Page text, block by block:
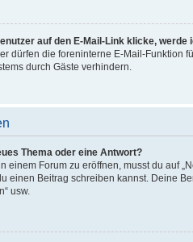
auf den E-Mail-Link klicke,
dürfen die foreninterne E-Mail-Funktion
durch Gäste verhindern.
Thema oder eine Antwort?
einem Forum zu eröffnen, musst du auf
einen Beitrag schreiben kannst. Deine
usw.